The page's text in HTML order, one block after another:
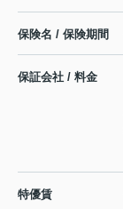
保険名 / 保険期間
保証会社 / 料金
特優賃